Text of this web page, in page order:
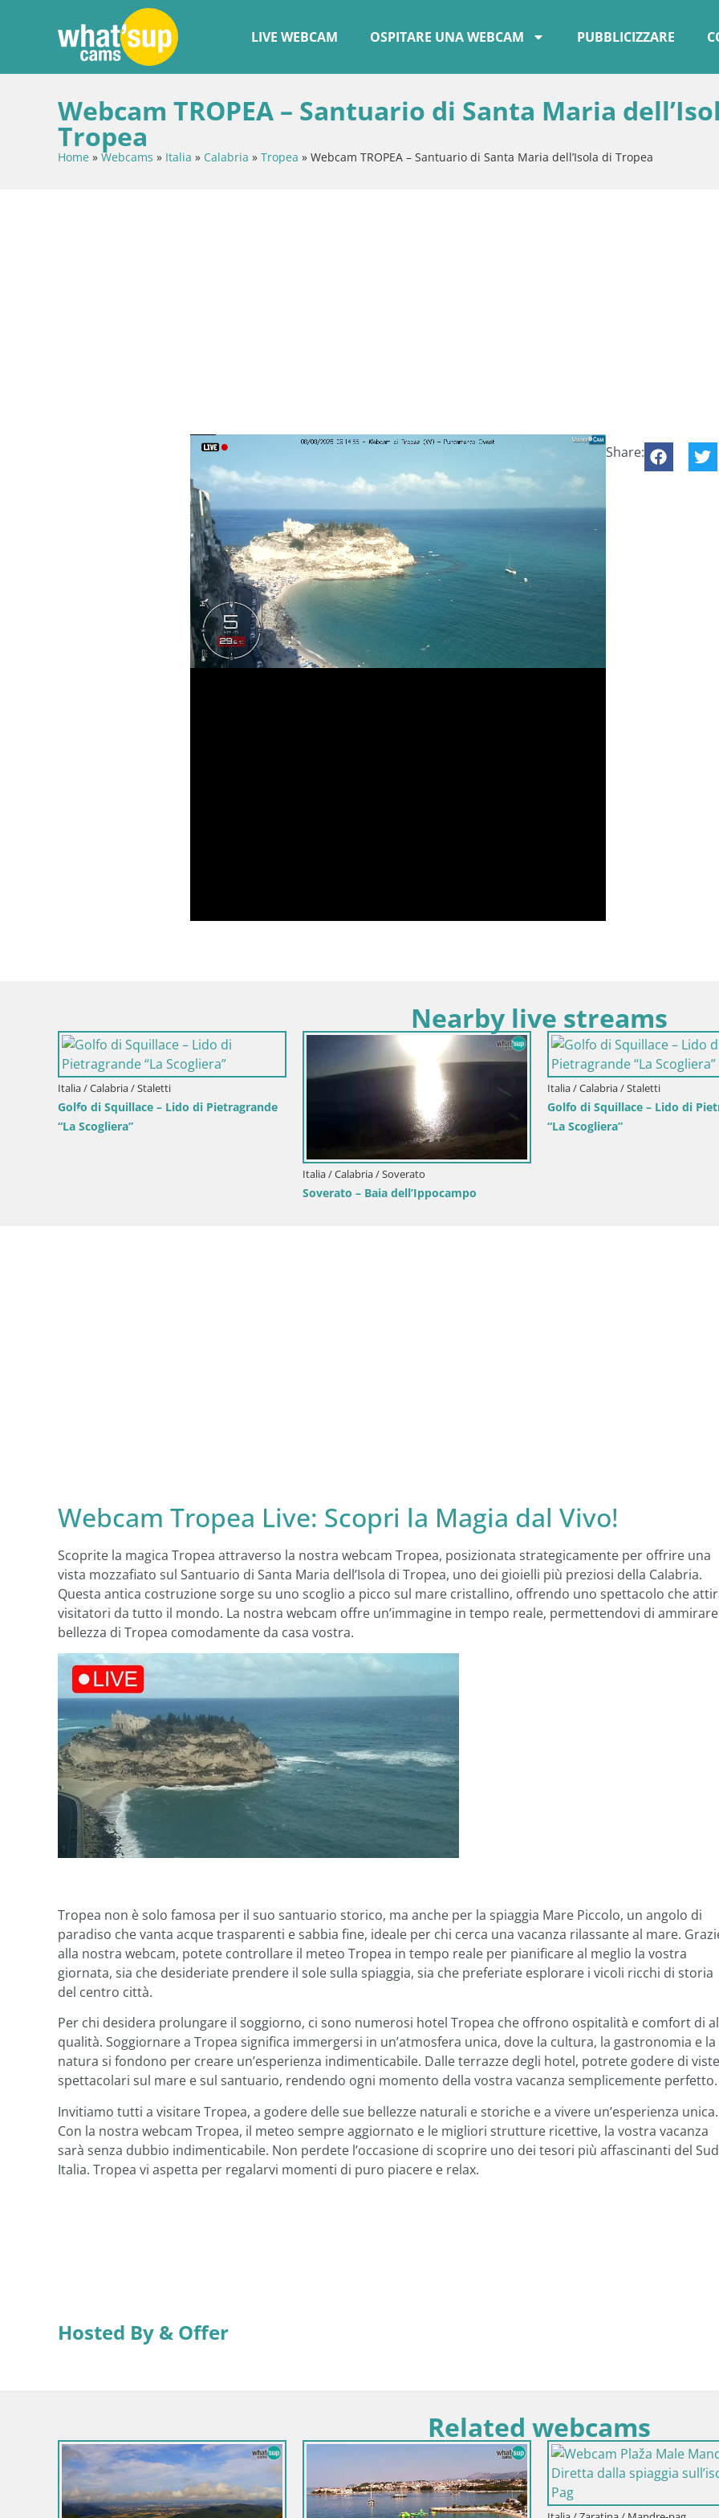
LIVE WEBCAM OSPITARE UNA WEBCAM PUBBLICIZZARE
Webcam TROPEA – Santuario di Santa Maria
Tropea
Home » Webcams » Italia » Calabria » Tropea » Webcam TROPEA – Santuario di Santa Maria dell’Isola di Tropea
Share:
Nearby live streams
Italia / Calabria / Staletti
Golfo di Squillace – Lido di Pietragrande
“La Scogliera”
Italia / Calabria / Soverato
Soverato – Baia dell’Ippocampo
Italia / Calabria / Staletti
Golfo di Squillace – Lido di
“La Scogliera”
Webcam Tropea Live: Scopri la Magia dal Vivo!
Scoprite la magica Tropea attraverso la nostra webcam Tropea, posizionata strategicamente per offrire una
vista mozzafiato sul Santuario di Santa Maria dell’Isola di Tropea, uno dei gioielli più preziosi della Calabria.
Questa antica costruzione sorge su uno scoglio a picco sul mare cristallino, offrendo uno spettacolo che
visitatori da tutto il mondo. La nostra webcam offre un’immagine in tempo reale, permettendovi di
bellezza di Tropea comodamente da casa vostra.
Tropea non è solo famosa per il suo santuario storico, ma anche per la spiaggia Mare Piccolo, un angolo di
paradiso che vanta acque trasparenti e sabbia fine, ideale per chi cerca una vacanza rilassante al mare.
alla nostra webcam, potete controllare il meteo Tropea in tempo reale per pianificare al meglio la vostra
giornata, sia che desideriate prendere il sole sulla spiaggia, sia che preferiate esplorare i vicoli ricchi di storia
del centro città.
Per chi desidera prolungare il soggiorno, ci sono numerosi hotel Tropea che offrono ospitalità e comfort di
qualità. Soggiornare a Tropea significa immergersi in un’atmosfera unica, dove la cultura, la gastronomia e la
natura si fondono per creare un’esperienza indimenticabile. Dalle terrazze degli hotel, potrete godere di viste
spettacolari sul mare e sul santuario, rendendo ogni momento della vostra vacanza semplicemente perfetto.
Invitiamo tutti a visitare Tropea, a godere delle sue bellezze naturali e storiche e a vivere un’esperienza unica.
Con la nostra webcam Tropea, il meteo sempre aggiornato e le migliori strutture ricettive, la vostra vacanza
sarà senza dubbio indimenticabile. Non perdete l’occasione di scoprire uno dei tesori più affascinanti del Sud
Italia. Tropea vi aspetta per regalarvi momenti di puro piacere e relax.
Hosted By & Offer
Related webcams
Italia / Sardegna / Santa Teresa Gallura